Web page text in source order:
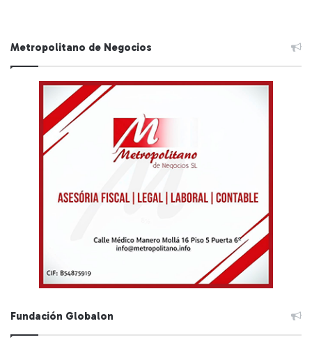
Metropolitano de Negocios
Fundación Globalon